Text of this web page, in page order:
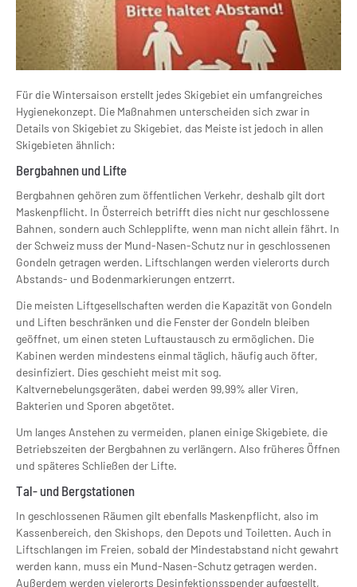
Für die Wintersaison erstellt jedes Skigebiet ein umfangreiches
Hygienekonzept. Die Maßnahmen unterscheiden sich zwar in
Details von Skigebiet zu Skigebiet, das Meiste ist jedoch in allen
Skigebieten ähnlich:
Bergbahnen und Lifte
Bergbahnen gehören zum öffentlichen Verkehr, deshalb gilt dort
Maskenpflicht. In Österreich betrifft dies nicht nur geschlossene
Bahnen, sondern auch Schlepplifte, wenn man nicht allein fährt. In
der Schweiz muss der Mund-Nasen-Schutz nur in geschlossenen
Gondeln getragen werden. Liftschlangen werden vielerorts durch
Abstands- und Bodenmarkierungen entzerrt.
Die meisten Liftgesellschaften werden die Kapazität von Gondeln
und Liften beschränken und die Fenster der Gondeln bleiben
geöffnet, um einen steten Luftaustausch zu ermöglichen. Die
Kabinen werden mindestens einmal täglich, häufig auch öfter,
desinfiziert. Dies geschieht meist mit sog.
Kaltvernebelungsgeräten, dabei werden 99,99% aller Viren,
Bakterien und Sporen abgetötet.
Um langes Anstehen zu vermeiden, planen einige Skigebiete, die
Betriebszeiten der Bergbahnen zu verlängern. Also früheres Öffnen
und späteres Schließen der Lifte.
Tal- und Bergstationen
In geschlossenen Räumen gilt ebenfalls Maskenpflicht, also im
Kassenbereich, den Skishops, den Depots und Toiletten. Auch in
Liftschlangen im Freien, sobald der Mindestabstand nicht gewahrt
werden kann, muss ein Mund-Nasen-Schutz getragen werden.
Außerdem werden vielerorts Desinfektionsspender aufgestellt,